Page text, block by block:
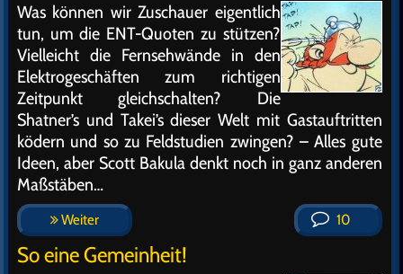
Was können wir Zuschauer eigentlich
tun, um die ENT-Quoten zu stützen?
Vielleicht die Fernsehwände in den
Elektrogeschäften zum richtigen
Zeitpunkt gleichschalten? Die
Shatner’s und Takei’s dieser Welt mit Gastauftritten
ködern und so zu Feldstudien zwingen? – Alles gute
Ideen, aber Scott Bakula denkt noch in ganz anderen
Maßstäben…
Weiter 10
So eine Gemeinheit!